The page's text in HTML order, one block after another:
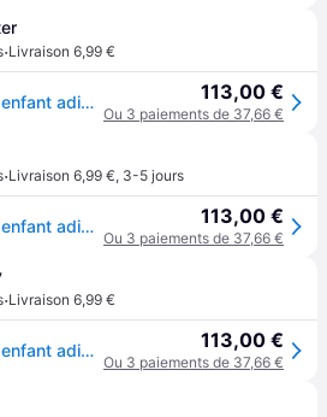
·Livraison 6,99 €
Chaussures de running enfant adidas Pureboost 23 - Vert 113,00 €
Ou 3 paiements de 37,66 €
·Livraison 6,99 €, 3-5 jours
Chaussures de running enfant adidas Pureboost 23 - Vert 113,00 €
Ou 3 paiements de 37,66 €
·Livraison 6,99 €
Chaussures de running enfant adidas Pureboost 23 - Vert 113,00 €
Ou 3 paiements de 37,66 €